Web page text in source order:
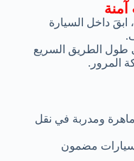
آمنة
داخل السيارة
طول الطريق السريع
المرور.
ومدربة في نقل
مضمون